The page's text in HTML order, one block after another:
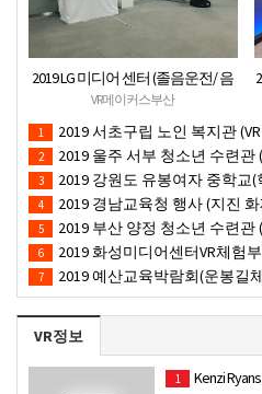
2019 LG 미디어 센터 (졸음운전/ 음
주운전 체험 행사) VR 체험 - VR 렌탈
대여 행사
VR메이커스부산
1 2019 서초구립 노인 복지관
2 2019 울주 서부 청소년 수련관
3 2019 강원도 유봉여자 중학교(학교 축제 행사 /
4 2019 경남교육청 행사 (지진 화재대피 /
5 2019 부산 양정 청소년 수련관
6 2019 화성미디어센터VR체험부스(인기4D
7 2019 예산교육박람회(운봉길체육관) VR체험부스(직
VR정보
1 Kenzi Ryans